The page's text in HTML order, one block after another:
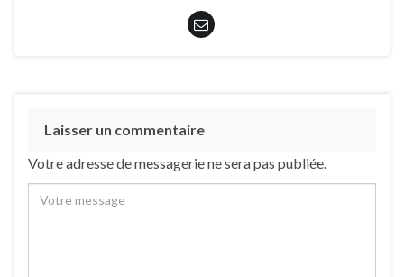
Laisser un commentaire
Votre adresse de messagerie ne sera pas publiée.